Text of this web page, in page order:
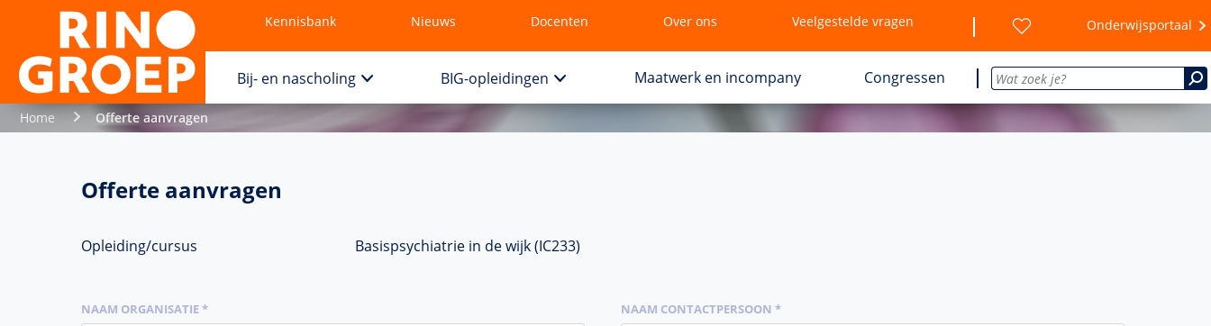
Kennisbank Nieuws Docenten Over ons Veelgestelde vragen Onderwijsportaal
Bij- en nascholing BIG-opleidingen Maatwerk en incompany Congressen
Home Offerte aanvragen
Offerte aanvragen
Opleiding/cursus Basispsychiatrie in de wijk (IC233)
NAAM ORGANISATIE * NAAM CONTACTPERSOON *